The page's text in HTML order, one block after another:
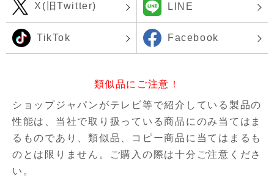
X(旧Twitter) LINE
TikTok Facebook
類似品にご注意！
ショップジャパンがテレビ等で紹介している製品の
性能は、当社で取り扱っている商品にのみ当てはま
るものであり、類似品、コピー商品に当てはまるも
のとは限りません。ご購入の際は十分ご注意くださ
い。